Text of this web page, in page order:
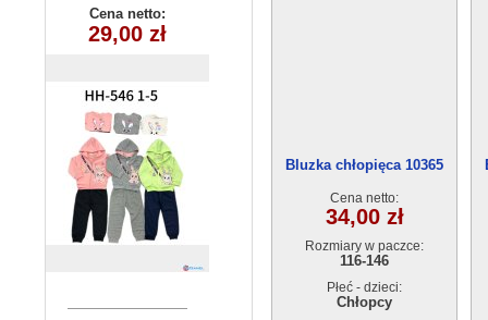
dziecięcy
HH-546(1-5)
10szt
Cena netto:
29,00 zł
dziecięce (1-4
) 4szt
Cena netto:
14,50 zł
Bluzka chłopięca 10365
Cena netto:
34,00 zł
Rozmiary w paczce:
116-146
Płeć - dzieci:
Chłopcy